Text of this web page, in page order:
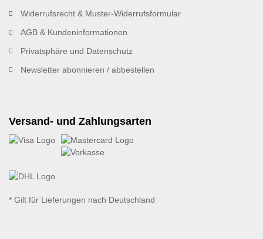
Widerrufsrecht & Muster-Widerrufsformular
AGB & Kundeninformationen
Privatsphäre und Datenschutz
Newsletter abonnieren / abbestellen
Versand- und Zahlungsarten
* Gilt für Lieferungen nach Deutschland